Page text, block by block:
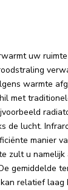
uw
warmte
met
de lucht.
manier
zult u
gemiddelde
relatief laag